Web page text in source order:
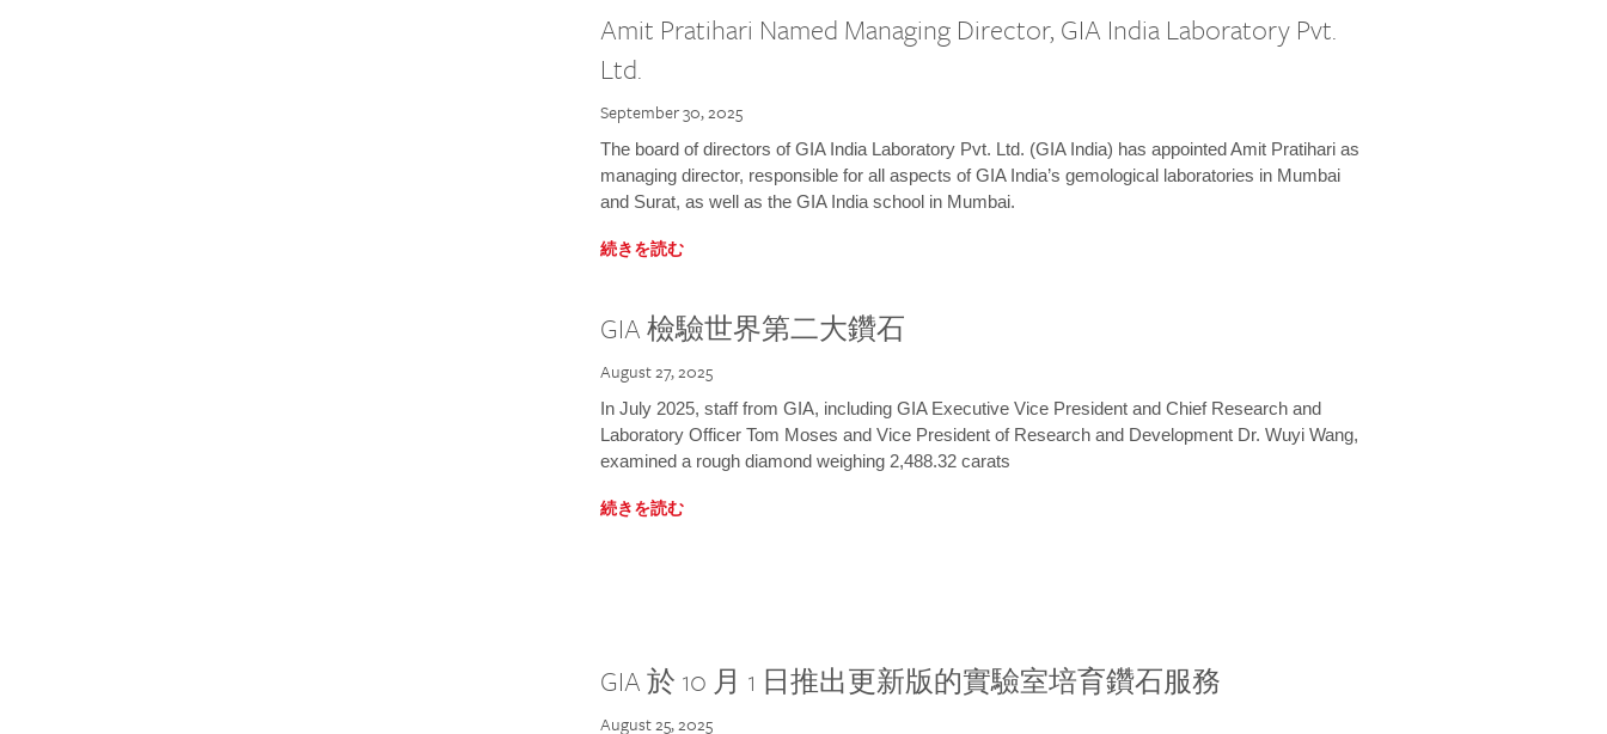
Amit Pratihari Named Managing Director, GIA India Laboratory Pvt.
Ltd.
September 30, 2025
The board of directors of GIA India Laboratory Pvt. Ltd. (GIA India) has appointed Amit Pratihari as
managing director, responsible for all aspects of GIA India’s gemological laboratories in Mumbai
and Surat, as well as the GIA India school in Mumbai.
続きを読む
GIA 檢驗世界第二大鑽石
August 27, 2025
In July 2025, staff from GIA, including GIA Executive Vice President and Chief Research and
Laboratory Officer Tom Moses and Vice President of Research and Development Dr. Wuyi Wang,
examined a rough diamond weighing 2,488.32 carats
続きを読む
GIA 於 10 月 1 日推出更新版的實驗室培育鑽石服務
August 25, 2025